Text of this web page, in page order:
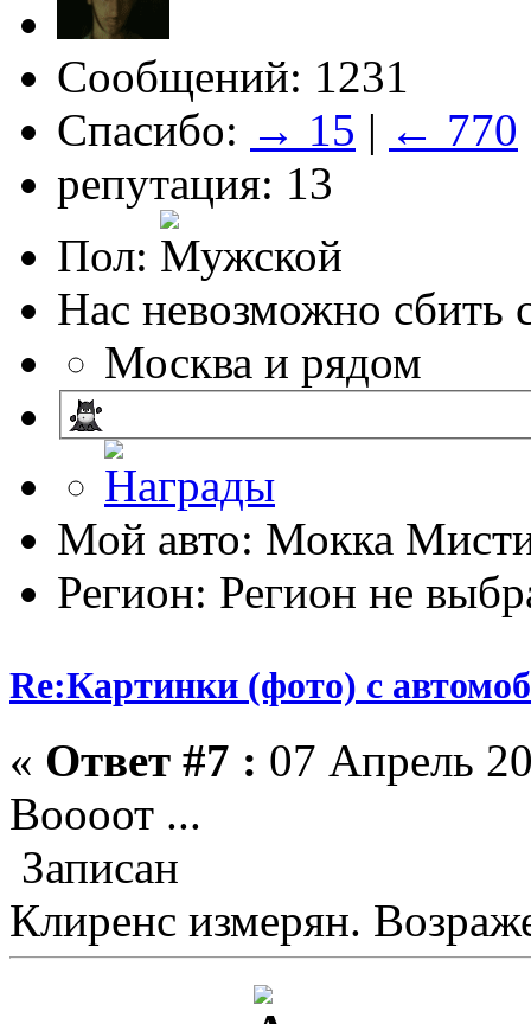
Сообщений: 1231
Спасибо: → 15 | ← 770
репутация: 13
Пол:
Нас невозможно сбить
Москва и рядом
Мой авто: Мокка
Регион: Регион не
Re:Картинки (фото) с
« Ответ #7 : 07 Апрель
Воооот ...
Записан
Клиренс измерян.